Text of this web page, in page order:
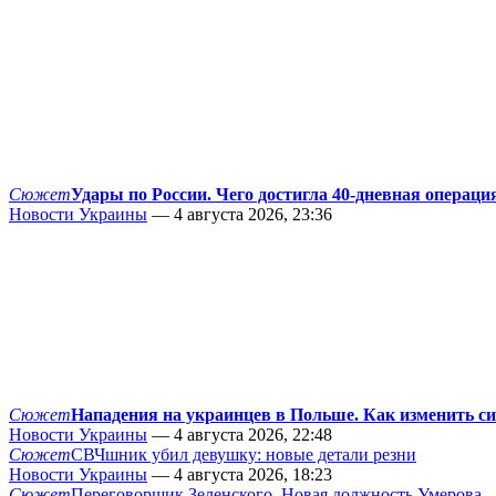
СюжетУдары по России. Чего достигла 40-дневная
Новости Украины — 4 августа 2026, 23:36
СюжетНападения на украинцев в Польше. Как изменить
Новости Украины — 4 августа 2026, 22:48
СюжетСВЧшник убил девушку: новые детали резни
Новости Украины — 4 августа 2026, 18:23